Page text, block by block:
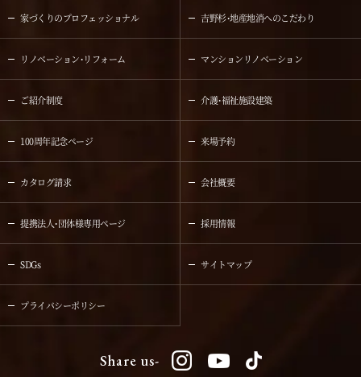
家づくりのプロフェッショナル 吉野杉・地産地消へのこだわり
リノベーション・リフォーム マンションリノベーション
ご紹介制度 介護・福祉施設建築
100周年記念ページ 来場予約
カタログ請求 会社概要
提携法人・団体様専用ページ 採用情報
SDGs サイトマップ
プライバシーポリシー
Share us-